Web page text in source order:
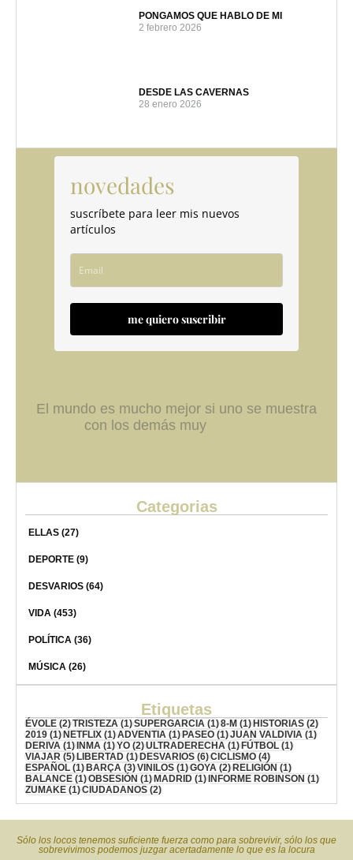
PONGAMOS QUE HABLO DE MI
2 febrero 2026
DESDE LAS CAVERNAS
28 enero 2026
novedades
suscríbete para leer mis nuevos
artículos
me quiero suscribir
El mundo es mucho mejor si uno se muestra
con los demás muy
Categorias
ELLAS (27)
DEPORTE (9)
DESVARIOS (64)
VIDA (453)
POLÍTICA (36)
MÚSICA (26)
Etiquetas
ÉVOLE (2)TRISTEZA (1)SUPERGARCIA (1)8-M (1)HISTORIAS (2)
2019 (1)NETFLIX (1)ADVENTIA (1)PASEO (1)JUAN VALDIVIA (1)
DERIVA (1)INMA (1)YO (2)ULTRADERECHA (1)FÚTBOL (1)
VIAJAR (5)LIBERTAD (1)DESVARIOS (6)CICLISMO (4)
ESPAÑOL (1)BARÇA (3)VINILOS (1)GOYA (2)RELIGIÓN (1)
BALANCE (1)OBSESIÓN (1)MADRID (1)INFORME ROBINSON (1)
ZUMAKE (1)CIUDADANOS (2)
Sólo los locos tenemos suficiente fuerza como para sobrevivir, sólo los que
sobrevivimos podemos juzgar acertadamente lo que es la locura